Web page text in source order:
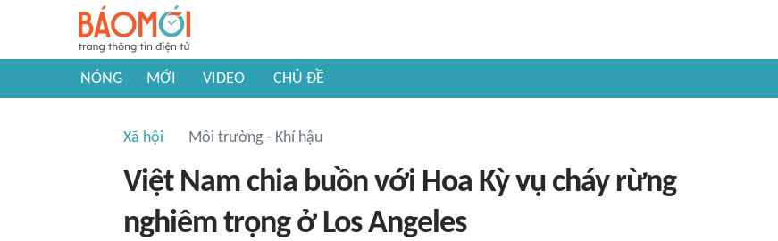
NÓNG MỚI VIDEO CHỦ ĐỀ
Xã hội Môi trường - Khí hậu
Việt Nam chia buồn với Hoa Kỳ vụ cháy rừng
nghiêm trọng ở Los Angeles